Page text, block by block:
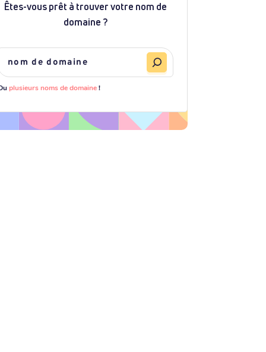
Êtes-vous prêt à trouver votre nom de
domaine ?
plusieurs noms de domaine!